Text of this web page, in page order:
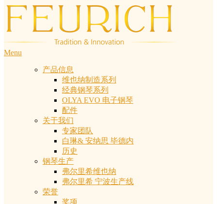
Menu
产品信息
维也纳制造系列
经典钢琴系列
OLYA EVO 电子钢琴
配件
关于我们
专家团队
白琳& 安纳思 毕德内
历史
钢琴生产
弗尔里希维也纳
弗尔里希 宁波生产线
荣誉
奖项